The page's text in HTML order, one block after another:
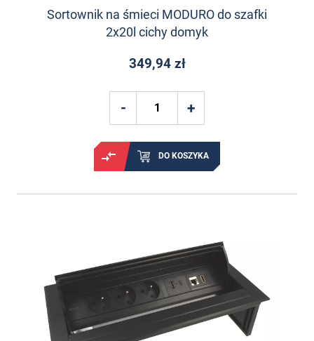
Sortownik na śmieci MODURO do szafki
2x20l cichy domyk
349,94 zł
DO KOSZYKA